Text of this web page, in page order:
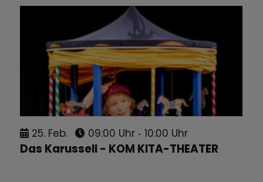
25. Feb. 09:00 Uhr ‐ 10:00 Uhr
Das Karussell - KOM KITA-THEATER